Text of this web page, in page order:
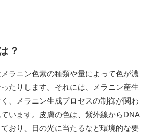
？
ラニン色素の種類や量によって色が濃
たりします。それには、メラニン産生
、メラニン生成プロセスの制御が関わ
います。皮膚の色は、紫外線からDNA
おり、日の光に当たるなど環境的な要